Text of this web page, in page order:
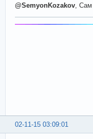
@SemyonKozakov ,
02-11-15 03:09:01